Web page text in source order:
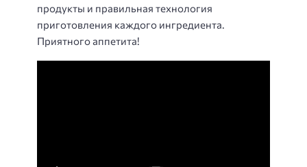
продукты и правильная технология
приготовления каждого ингредиента.
Приятного аппетита!